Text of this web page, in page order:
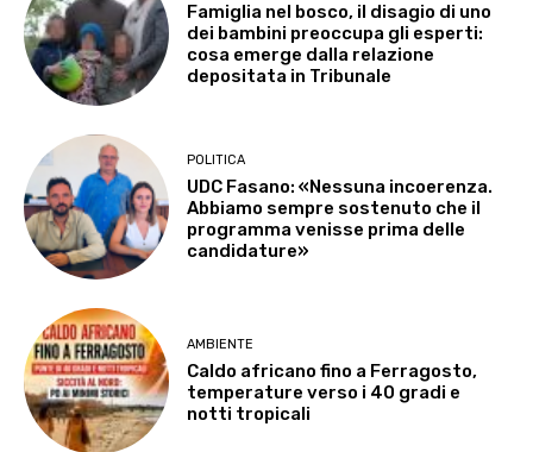
Famiglia nel bosco, il disagio di uno
dei bambini preoccupa gli esperti:
cosa emerge dalla relazione
depositata in Tribunale
POLITICA
UDC Fasano: «Nessuna incoerenza.
Abbiamo sempre sostenuto che il
programma venisse prima delle
candidature»
AMBIENTE
Caldo africano fino a Ferragosto,
temperature verso i 40 gradi e
notti tropicali